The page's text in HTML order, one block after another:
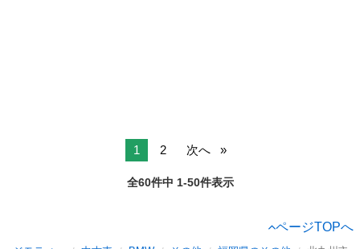
1 2 次へ
全60件中 1-50件表示
ページTOPへ